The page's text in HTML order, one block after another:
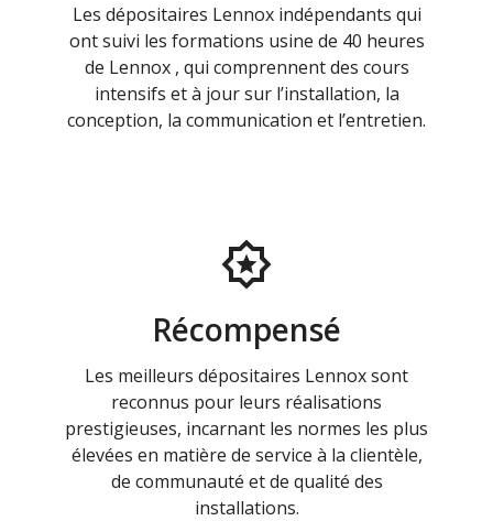
Les dépositaires Lennox indépendants qui
ont suivi les formations usine de 40 heures
de Lennox , qui comprennent des cours
intensifs et à jour sur l’installation, la
conception, la communication et l’entretien.
Récompensé
Les meilleurs dépositaires Lennox sont
reconnus pour leurs réalisations
prestigieuses, incarnant les normes les plus
élevées en matière de service à la clientèle,
de communauté et de qualité des
installations.